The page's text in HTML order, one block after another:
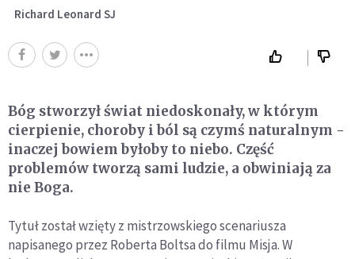
Richard Leonard SJ
Bóg stworzył świat niedoskonały, w którym
cierpienie, choroby i ból są czymś naturalnym -
inaczej bowiem byłoby to niebo. Część
problemów tworzą sami ludzie, a obwiniają za
nie Boga.
Tytuł został wzięty z mistrzowskiego scenariusza
napisanego przez Roberta Boltsa do filmu Misja. W